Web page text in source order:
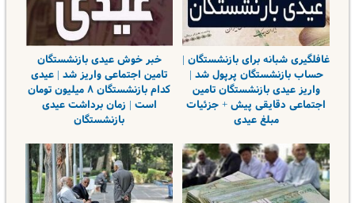
غافلگیری شبانه برای بازنشستگان |
حساب بازنشستگان پرپول شد |
واریز عیدی بازنشستگان تامین
اجتماعی دقایقی پیش + جزئیات
مبلغ عیدی
خبر خوش عیدی بازنشستگان
تامین اجتماعی واریز شد | عیدی
کدام بازنشستگان ۸ میلیون تومان
است | زمان برداشت عیدی
بازنشستگان